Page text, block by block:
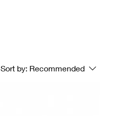
Sort by: Recommended